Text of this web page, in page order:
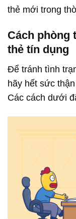
thẻ mới trong
Cách
thẻ tín dụng
Để tránh tình
hãy hết sức
Các cách dưới